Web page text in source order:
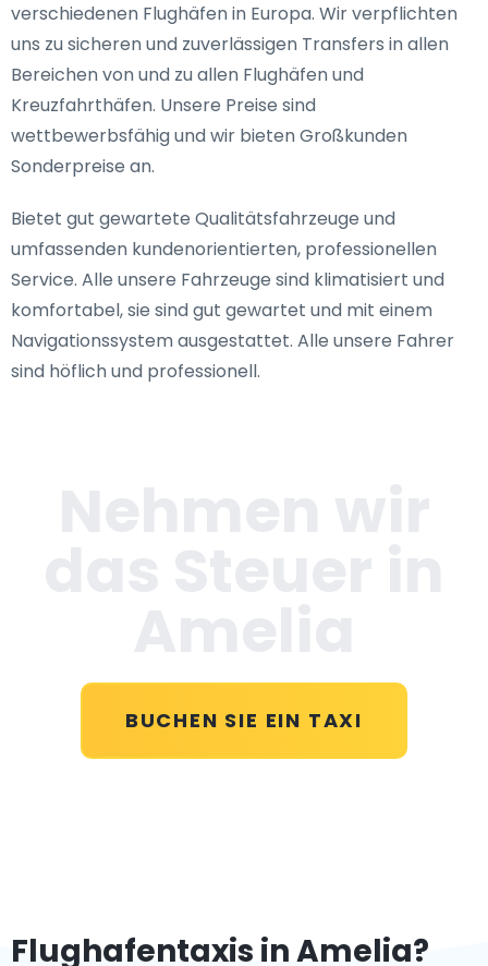
verschiedenen Flughäfen in Europa. Wir verpflichten
uns zu sicheren und zuverlässigen Transfers in allen
Bereichen von und zu allen Flughäfen und
Kreuzfahrthäfen. Unsere Preise sind
wettbewerbsfähig und wir bieten Großkunden
Sonderpreise an.
Bietet gut gewartete Qualitätsfahrzeuge und
umfassenden kundenorientierten, professionellen
Service. Alle unsere Fahrzeuge sind klimatisiert und
komfortabel, sie sind gut gewartet und mit einem
Navigationssystem ausgestattet. Alle unsere Fahrer
sind höflich und professionell.
BUCHEN SIE EIN TAXI
Flughafentaxis in Amelia?